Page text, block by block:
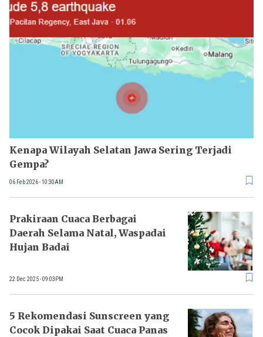
Kenapa Wilayah Selatan Jawa Sering Terjadi
Gempa?
06 Feb 2026 - 10:30AM
Prakiraan Cuaca Berbagai
Daerah Selama Natal, Waspadai
Hujan Badai
22 Dec 2025 - 09:03PM
5 Rekomendasi Sunscreen yang
Cocok Dipakai Saat Cuaca Panas